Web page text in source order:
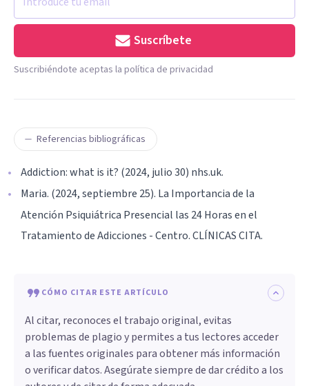
Suscríbete
Suscribiéndote aceptas la política de privacidad
Referencias bibliográficas
Addiction: what is it? (2024, julio 30) nhs.uk.
Maria. (2024, septiembre 25). La Importancia de la
Atención Psiquiátrica Presencial las 24 Horas en el
Tratamiento de Adicciones - Centro. CLÍNICAS CITA.
CÓMO CITAR ESTE ARTÍCULO
Al citar, reconoces el trabajo original, evitas
problemas de plagio y permites a tus lectores acceder
a las fuentes originales para obtener más información
o verificar datos. Asegúrate siempre de dar crédito a los